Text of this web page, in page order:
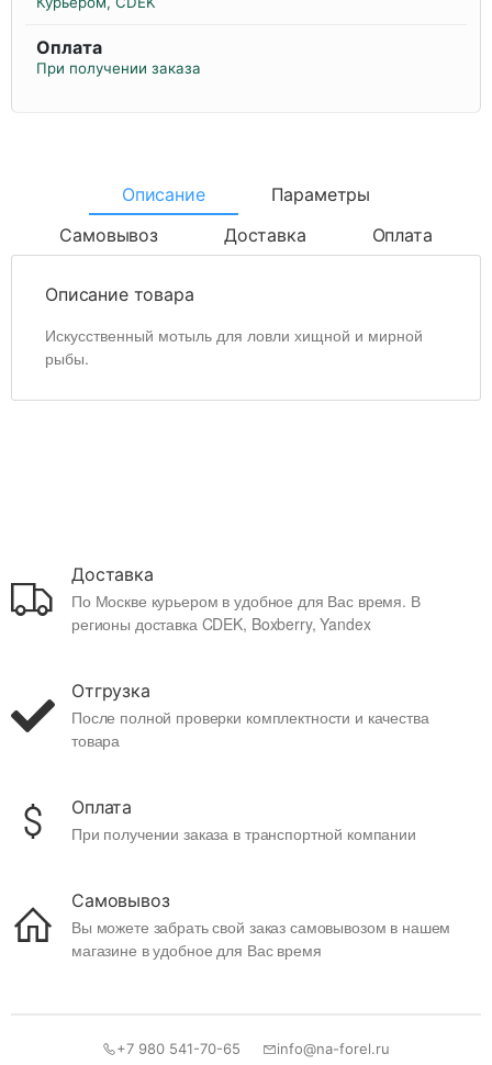
Оплата
При получении заказа
Описание
Параметры
Самовывоз
Доставка Оплата
Описание товара
Искусственный мотыль для ловли хищной и мирной
рыбы.
Доставка
По Москве курьером в удобное для Вас время. В
регионы доставка CDEK, Boxberry, Yandex
Отгрузка
После полной проверки комплектности и качества
товара
Оплата
При получении заказа в транспортной компании
Самовывоз
Вы можете забрать свой заказ самовывозом в нашем
магазине в удобное для Вас время
+7 980 541-70-65 info@na-forel.ru